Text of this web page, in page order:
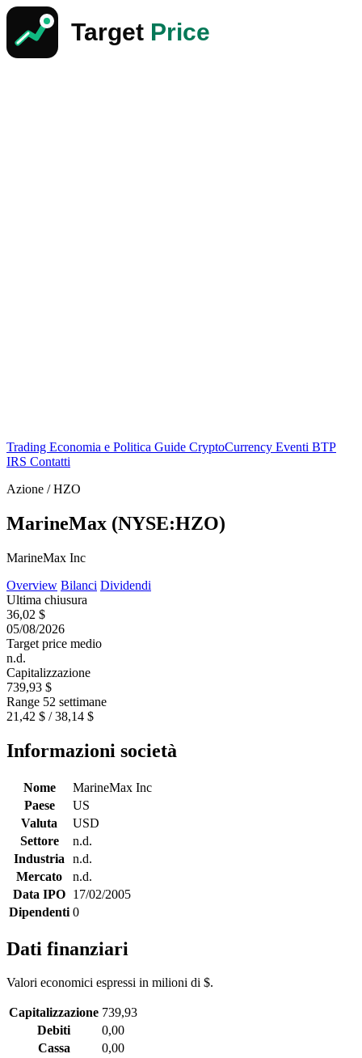
Trading Economia e Politica Guide CryptoCurrency Eventi BTP
IRS Contatti
Azione / HZO
MarineMax (NYSE:HZO)
MarineMax Inc
Overview Bilanci Dividendi
Ultima chiusura
36,02 $
05/08/2026
Target price medio
n.d.
Capitalizzazione
739,93 $
Range 52 settimane
21,42 $ / 38,14 $
Informazioni società
Nome
MarineMax Inc
Paese
US
Valuta
USD
Settore
n.d.
Industria
n.d.
Mercato
n.d.
Data IPO 17/02/2005
Dipendenti 0
Dati finanziari
Valori economici espressi in milioni di $.
Capitalizzazione 739,93
Debiti
0,00
Cassa
0,00